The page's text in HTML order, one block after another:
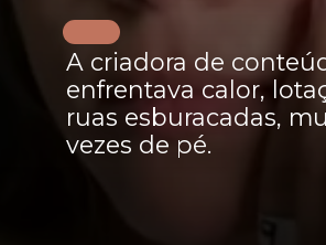
A criadora de
enfrentava calor,
ruas esburacadas,
vezes de pé.